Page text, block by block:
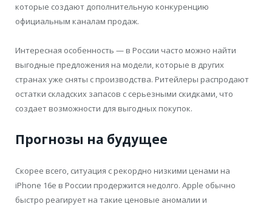
которые создают дополнительную конкуренцию
официальным каналам продаж.
Интересная особенность — в России часто можно найти
выгодные предложения на модели, которые в других
странах уже сняты с производства. Ритейлеры распродают
остатки складских запасов с серьезными скидками, что
создает возможности для выгодных покупок.
Прогнозы на будущее
Скорее всего, ситуация с рекордно низкими ценами на
iPhone 16e в России продержится недолго. Apple обычно
быстро реагирует на такие ценовые аномалии и